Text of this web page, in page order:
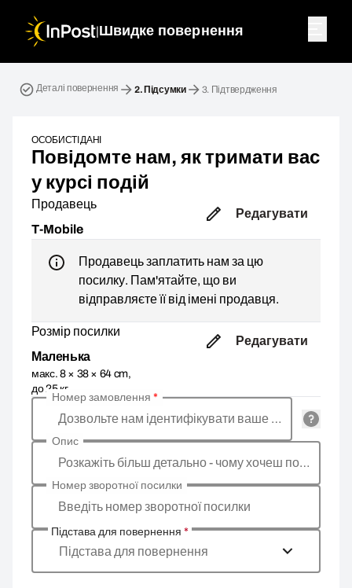
| Швидке повернення
Деталі повернення 2. Підсумки 3. Підтвердження
ОСОБИСТІ ДАНІ
Повідомте нам, як тримати вас
у курсі подій
Продавець
T-Mobile
Редагувати
Продавець заплатить нам за цю
посилку. Пам'ятайте, що ви
відправляєте її від імені продавця.
Розмір посилки
Маленька
макс. 8 × 38 × 64 cm,
до 25 кг
Редагувати
Дозвольте нам ідентифікувати ваше замовлення
Номер замовлення *
Розкажіть більш детально - чому хочеш повернути товар, яка причина?
Опис
Введіть номер зворотної посилки
Номер зворотної посилки
Підстава для повернення *
Підстава для повернення